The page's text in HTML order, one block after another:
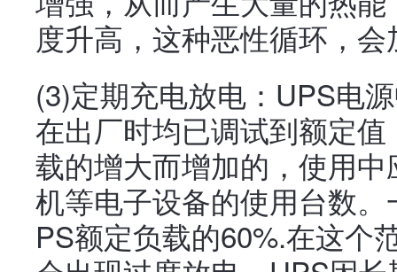
度升高，这种恶性循环，
(3)定期充电放电：UPS电
在出厂时均已调试到额定
载的增大而增加的，使用
机等电子设备的使用台数
PS额定负载的60%.在这个